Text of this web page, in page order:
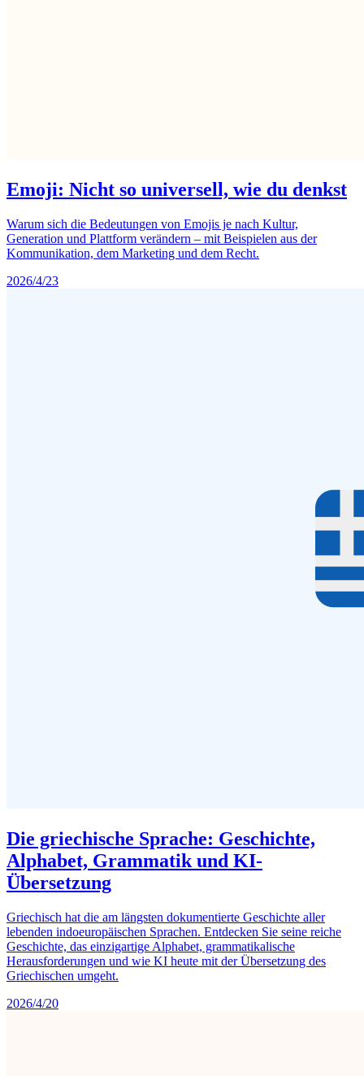
Emoji: Nicht so universell, wie du denkst
Warum sich die Bedeutungen von Emojis je nach Kultur,
Generation und Plattform verändern – mit Beispielen aus der
Kommunikation, dem Marketing und dem Recht.
2026/4/23
Die griechische Sprache: Geschichte,
Alphabet, Grammatik und KI-
Übersetzung
Griechisch hat die am längsten dokumentierte Geschichte aller
lebenden indoeuropäischen Sprachen. Entdecken Sie seine reiche
Geschichte, das einzigartige Alphabet, grammatikalische
Herausforderungen und wie KI heute mit der Übersetzung des
Griechischen umgeht.
2026/4/20